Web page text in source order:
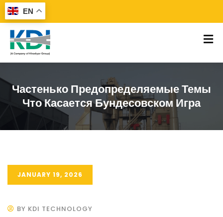
Частенько Предопределяемые Темы
Что Касается Бундесовском Игра
JANUARY 19, 2026
BY KDI TECHNOLOGY
EN